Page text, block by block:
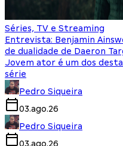
Séries, TV e Streaming
Entrevista: Benjamin
de dualidade de Daeron
Jovem ator é um dos
série
Pedro Siqueira
03.ago.26
Pedro Siqueira
03.ago.26